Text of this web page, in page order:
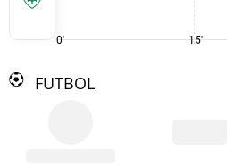
0' 15'
FUTBOL